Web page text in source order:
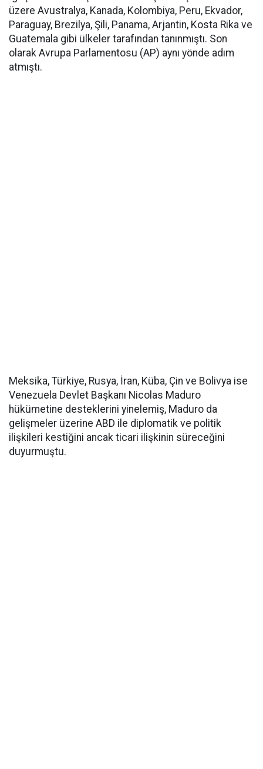
üzere Avustralya, Kanada, Kolombiya, Peru, Ekvador,
Paraguay, Brezilya, Şili, Panama, Arjantin, Kosta Rika ve
Guatemala gibi ülkeler tarafından tanınmıştı. Son
olarak Avrupa Parlamentosu (AP) aynı yönde adım
atmıştı.
Meksika, Türkiye, Rusya, İran, Küba, Çin ve Bolivya ise
Venezuela Devlet Başkanı Nicolas Maduro
hükümetine desteklerini yinelemiş, Maduro da
gelişmeler üzerine ABD ile diplomatik ve politik
ilişkileri kestiğini ancak ticari ilişkinin süreceğini
duyurmuştu.